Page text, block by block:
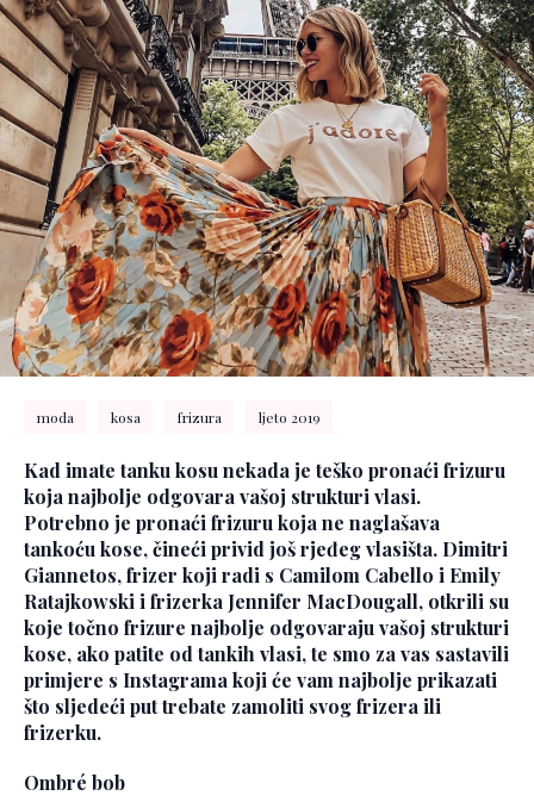
moda kosa frizura ljeto 2019
Kad imate tanku kosu nekada je teško pronaći frizuru
koja najbolje odgovara vašoj strukturi vlasi.
Potrebno je pronaći frizuru koja ne naglašava
tankoću kose, čineći privid još rjeđeg vlasišta. Dimitri
Giannetos, frizer koji radi s Camilom Cabello i Emily
Ratajkowski i frizerka Jennifer MacDougall, otkrili su
koje točno frizure najbolje odgovaraju vašoj strukturi
kose, ako patite od tankih vlasi, te smo za vas sastavili
primjere s Instagrama koji će vam najbolje prikazati
što sljedeći put trebate zamoliti svog frizera ili
frizerku.
Ombré bob